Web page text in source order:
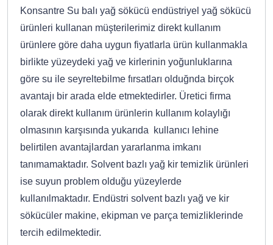
Konsantre Su balı yağ sökücü endüstriyel yağ sökücü
ürünleri kullanan müşterilerimiz direkt kullanım
ürünlere göre daha uygun fiyatlarla ürün kullanmakla
birlikte yüzeydeki yağ ve kirlerinin yoğunluklarına
göre su ile seyreltebilme fırsatları olduğnda birçok
avantajı bir arada elde etmektedirler. Üretici firma
olarak direkt kullanım ürünlerin kullanım kolaylığı
olmasının karşısında yukarıda kullanıcı lehine
belirtilen avantajlardan yararlanma imkanı
tanımamaktadır. Solvent bazlı yağ kir temizlik ürünleri
ise suyun problem olduğu yüzeylerde
kullanılmaktadır. Endüstri solvent bazlı yağ ve kir
sökücüler makine, ekipman ve parça temizliklerinde
tercih edilmektedir.